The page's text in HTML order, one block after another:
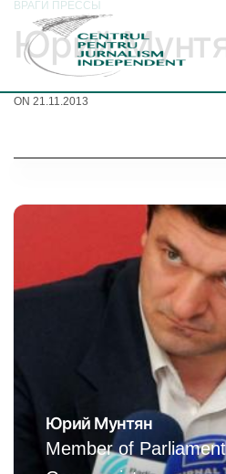
ВРАГИ ПРЕССЫ
Юрий
ON 21.11.2013
Юрий Мунтян
Member of